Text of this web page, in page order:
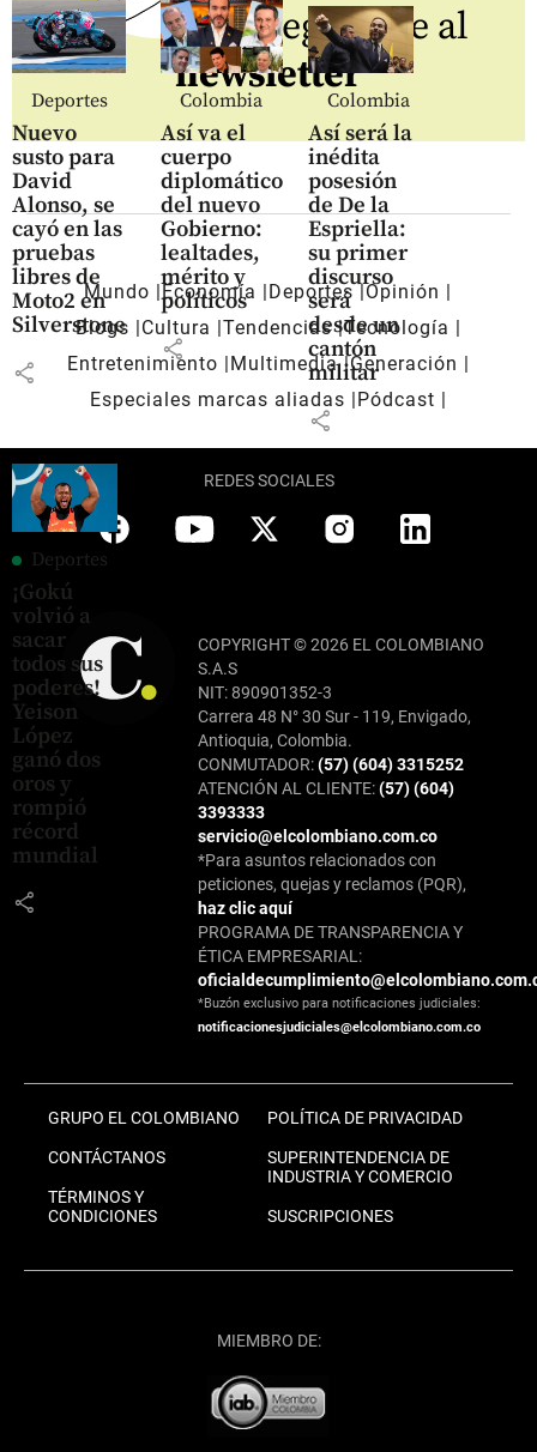
Deportes
Nuevo
susto para
David
Alonso, se
cayó en las
pruebas
libres de
Moto2 en
Silverstone
share
Colombia
Así va el
cuerpo
diplomático
del nuevo
Gobierno:
lealtades,
mérito y
políticos
share
Colombia
Así será la
inédita
posesión
de De la
Espriella:
su primer
discurso
será
desde un
cantón
militar
share
Deportes
¡Gokú
volvió a
sacar
todos sus
poderes!
Yeison
López
ganó dos
oros y
rompió
récord
mundial
share
Regístrate al
newsletter
Mundo Economía Deportes Opinión
Blogs
Cultura Tendencias Tecnología
Entretenimiento
Multimedia Generación
Especiales marcas aliadas
Pódcast
REDES SOCIALES
COPYRIGHT © 2026 EL COLOMBIANO
S.A.S
NIT: 890901352-3
Carrera 48 N° 30 Sur - 119, Envigado,
Antioquia, Colombia.
CONMUTADOR:(57) (604) 3315252
ATENCIÓN AL CLIENTE:(57) (604)
3393333
servicio@elcolombiano.com.co
*Para asuntos relacionados con
peticiones, quejas y reclamos (PQR),
haz clic aquí
PROGRAMA DE TRANSPARENCIA Y
ÉTICA EMPRESARIAL:
*Buzón exclusivo para notificaciones judiciales:
notificacionesjudiciales@elcolombiano.com.co
GRUPO EL COLOMBIANO
CONTÁCTANOS
TÉRMINOS Y
CONDICIONES
POLÍTICA DE PRIVACIDAD
SUPERINTENDENCIA DE
INDUSTRIA Y COMERCIO
SUSCRIPCIONES
MIEMBRO DE: